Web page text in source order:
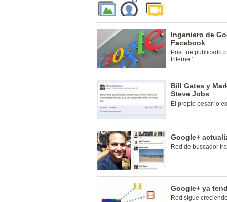
Ingeniero de
Facebook
Post fue publicado
Internet'.
Bill Gates y
Steve Jobs
El propio pesar lo
Google+
Red de buscador
Google+ ya
Red sigue